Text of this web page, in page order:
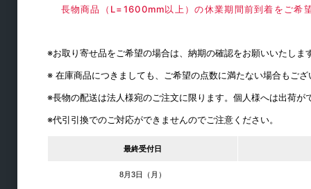
テーブル用
スライドレール
シリンダー錠
コンセント
フック
長物商品（L=1600mm以上）の休業期間前到着をご希
※お取り寄せ品をご希望の場合は、納期の確認をお願いいたしま
※ 在庫商品につきましても、ご希望の点数に満たない場合もご
※長物の配送は法人様宛のご注文に限ります。個人様へは出荷が
※代引引換でのご対応ができませんのでご注意ください。
最終受付日
8月3日（月）